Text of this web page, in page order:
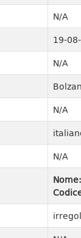
N/A
19-
N/A
N/A
N/A
Nome: